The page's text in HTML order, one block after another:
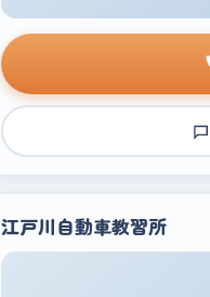
江戸川自動車教習所